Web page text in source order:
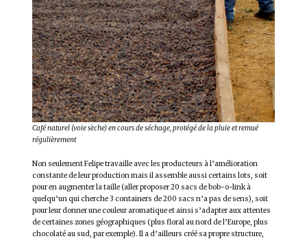
Café naturel (voie sèche) en cours de séchage, protégé de la pluie et remué
régulièrement
Non seulement Felipe travaille avec les producteurs à l’amélioration
constante de leur production mais il assemble aussi certains lots, soit
pour en augmenter la taille (aller proposer 20 sacs de bob-o-link à
quelqu’un qui cherche 3 containers de 200 sacs n’a pas de sens), soit
pour leur donner une couleur aromatique et ainsi s’adapter aux attentes
de certaines zones géographiques (plus floral au nord de l’Europe, plus
chocolaté au sud, par exemple). Il a d’ailleurs créé sa propre structure,